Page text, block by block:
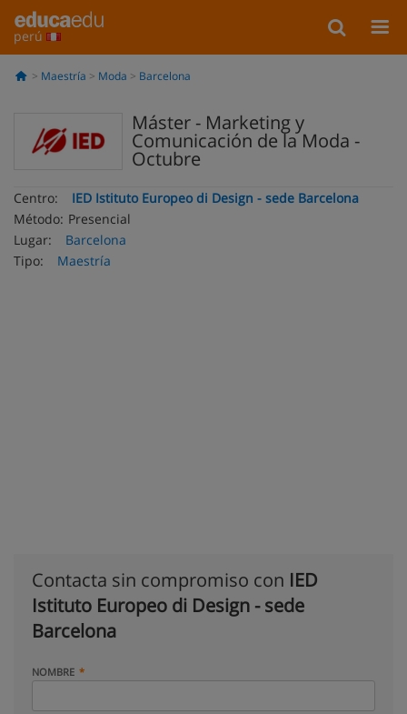
perú
Maestría Moda Barcelona
Máster - Marketing y
Comunicación de la Moda -
Octubre
Centro:
IED Istituto Europeo di Design - sede Barcelona
Método: Presencial
Lugar:
Barcelona
Tipo:
Maestría
Contacta sin compromiso con IED
Istituto Europeo di Design - sede
Barcelona
NOMBRE